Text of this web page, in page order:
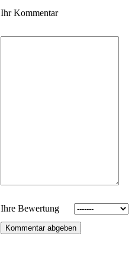
Ihr Kommentar
Ihre Bewertung